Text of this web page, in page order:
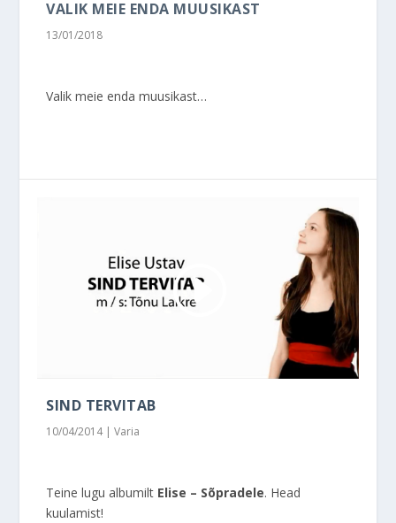
VALIK MEIE ENDA MUUSIKAST
13/01/2018
Valik meie enda muusikast…
SIND TERVITAB
10/04/2014|Varia
Teine lugu albumilt Elise – Sõpradele. Head
kuulamist!